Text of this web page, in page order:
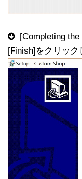
[Completing
[Finish]をクリック